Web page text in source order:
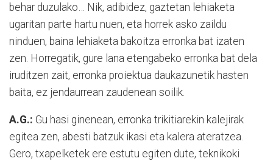
behar duzulako… Nik, adibidez, gaztetan lehiaketa
ugaritan parte hartu nuen, eta horrek asko zaildu
ninduen, baina lehiaketa bakoitza erronka bat izaten
zen. Horregatik, gure lana etengabeko erronka bat dela
iruditzen zait, erronka proiektua daukazunetik hasten
baita, ez jendaurrean zaudenean soilik.
A.G.: Gu hasi ginenean, erronka trikitiarekin kalejirak
egitea zen, abesti batzuk ikasi eta kalera ateratzea.
Gero, txapelketek ere estutu egiten dute, teknikoki